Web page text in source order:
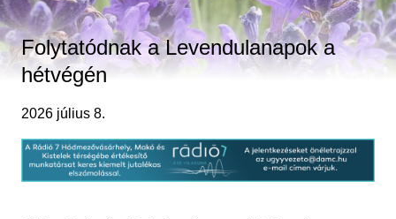
Folytatódnak a Levendulanapok a
hétvégén
2026 július 8.